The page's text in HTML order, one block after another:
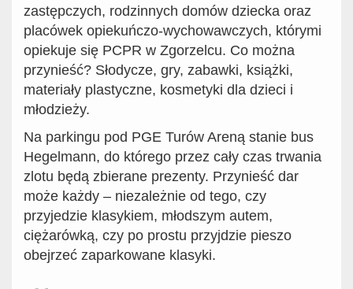
zastępczych, rodzinnych domów dziecka oraz
placówek opiekuńczo-wychowawczych, którymi
opiekuje się PCPR w Zgorzelcu. Co można
przynieść? Słodycze, gry, zabawki, książki,
materiały plastyczne, kosmetyki dla dzieci i
młodzieży.
Na parkingu pod PGE Turów Areną stanie bus
Hegelmann, do którego przez cały czas trwania
zlotu będą zbierane prezenty. Przynieść dar
może każdy – niezależnie od tego, czy
przyjedzie klasykiem, młodszym autem,
ciężarówką, czy po prostu przyjdzie pieszo
obejrzeć zaparkowane klasyki.